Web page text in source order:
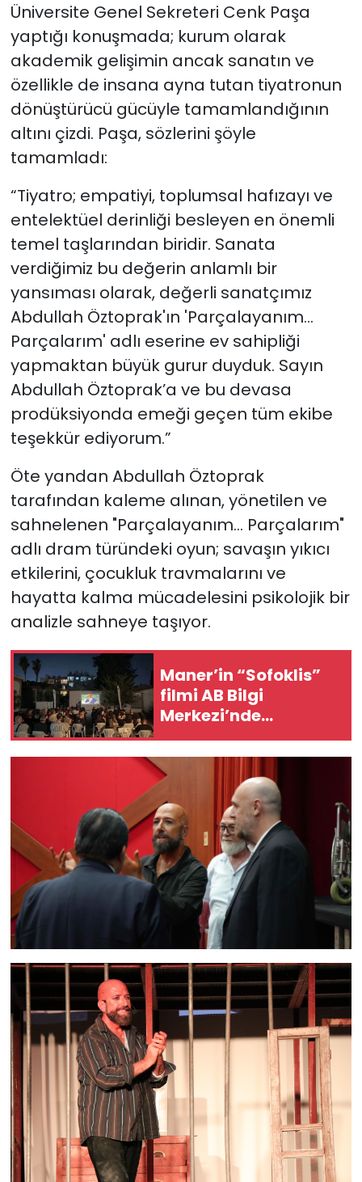
Üniversite Genel Sekreteri Cenk Paşa
yaptığı konuşmada; kurum olarak
akademik gelişimin ancak sanatın ve
özellikle de insana ayna tutan tiyatronun
dönüştürücü gücüyle tamamlandığının
altını çizdi. Paşa, sözlerini şöyle
tamamladı:
“Tiyatro; empatiyi, toplumsal hafızayı ve
entelektüel derinliği besleyen en önemli
temel taşlarından biridir. Sanata
verdiğimiz bu değerin anlamlı bir
yansıması olarak, değerli sanatçımız
Abdullah Öztoprak'ın 'Parçalayanım...
Parçalarım' adlı eserine ev sahipliği
yapmaktan büyük gurur duyduk. Sayın
Abdullah Öztoprak’a ve bu devasa
prodüksiyonda emeği geçen tüm ekibe
teşekkür ediyorum.”
Öte yandan Abdullah Öztoprak
tarafından kaleme alınan, yönetilen ve
sahnelenen "Parçalayanım... Parçalarım"
adlı dram türündeki oyun; savaşın yıkıcı
etkilerini, çocukluk travmalarını ve
hayatta kalma mücadelesini psikolojik bir
analizle sahneye taşıyor.
Maner’in “Sofoklis”
filmi AB Bilgi
Merkezi’nde
gösterildi
Yazarlar